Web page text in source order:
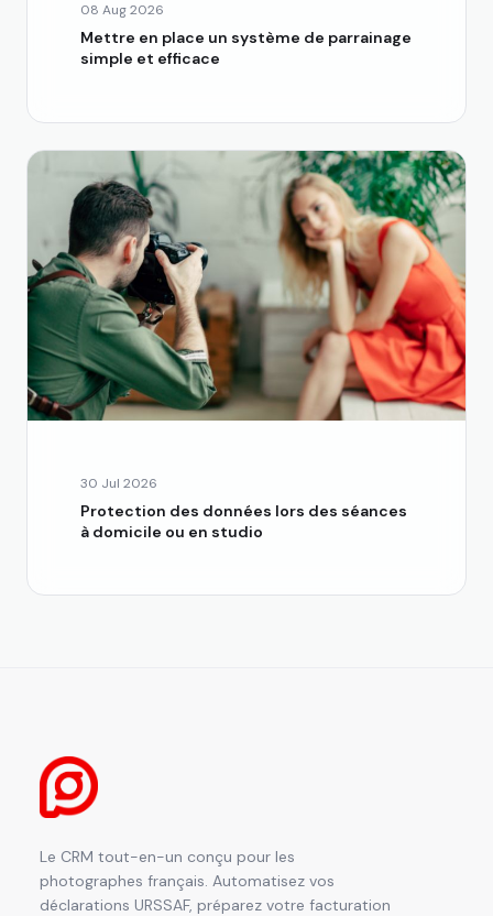
08 Aug 2026
Mettre en place un système de parrainage
simple et efficace
30 Jul 2026
Protection des données lors des séances
à domicile ou en studio
Le CRM tout-en-un conçu pour les
photographes français. Automatisez vos
déclarations URSSAF, préparez votre facturation